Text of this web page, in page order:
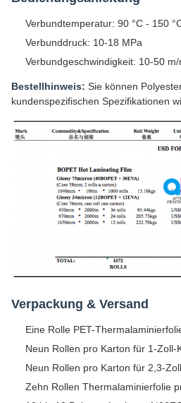
Verbundtemperatur: 90 °C - 150
Verbunddruck: 10-18 MPa
Verbundgeschwindigkeit: 10-50 m/
Bestellhinweis: Sie können
kundenspezifischen Spezifikationen
Verpackung & Versand
Eine Rolle PET-
Neun Rollen pro Karton für 1-Zoll-
Neun Rollen pro Karton für 2,3-
Zehn Rollen Thermalaminierfolie